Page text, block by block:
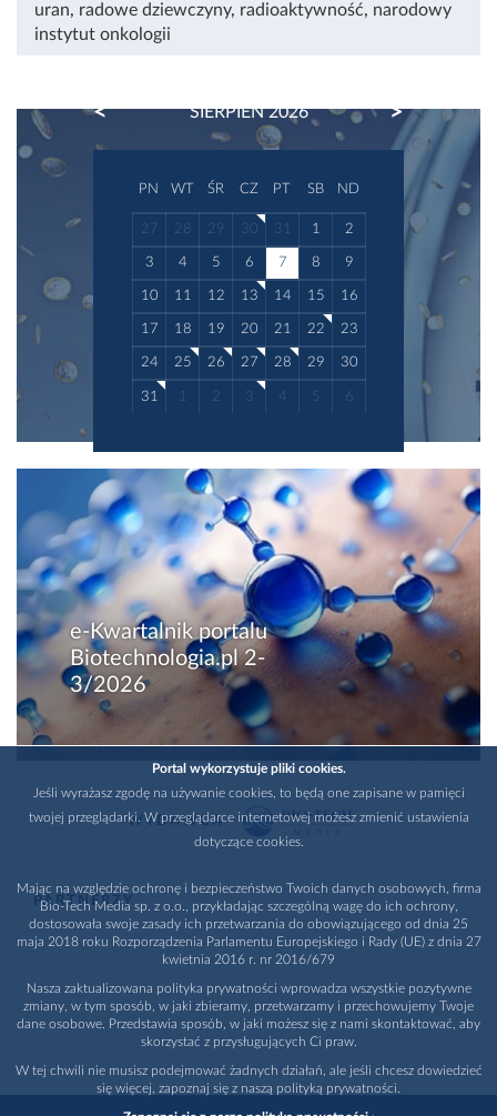
uran, radowe dziewczyny, radioaktywność, narodowy
instytut onkologii
SIERPIEŃ 2026
PREVIOUS NEXT
PN WT ŚR CZ PT SB ND
27 28 29 30 31 1 2
3 4 5 6 7 8 9
10 11 12 13 14 15 16
17 18 19 20 21 22 23
24 25 26 27 28 29 30
31 1 2 3 4 5 6
e-Kwartalnik portalu
Biotechnologia.pl 2-
3/2026
WYDAWCA
PARTNERZY
Portal wykorzystuje pliki cookies.
Jeśli wyrażasz zgodę na używanie cookies, to będą one zapisane w pamięci
twojej przeglądarki. W przeglądarce internetowej możesz zmienić ustawienia
dotyczące cookies.
Mając na względzie ochronę i bezpieczeństwo Twoich danych osobowych, firma
Bio-Tech Media sp. z o.o., przykładając szczególną wagę do ich ochrony,
dostosowała swoje zasady ich przetwarzania do obowiązującego od dnia 25
maja 2018 roku Rozporządzenia Parlamentu Europejskiego i Rady (UE) z dnia 27
kwietnia 2016 r. nr 2016/679
Nasza zaktualizowana polityka prywatności wprowadza wszystkie pozytywne
zmiany, w tym sposób, w jaki zbieramy, przetwarzamy i przechowujemy Twoje
dane osobowe. Przedstawia sposób, w jaki możesz się z nami skontaktować, aby
skorzystać z przysługujących Ci praw.
W tej chwili nie musisz podejmować żadnych działań, ale jeśli chcesz dowiedzieć
się więcej, zapoznaj się z naszą polityką prywatności.